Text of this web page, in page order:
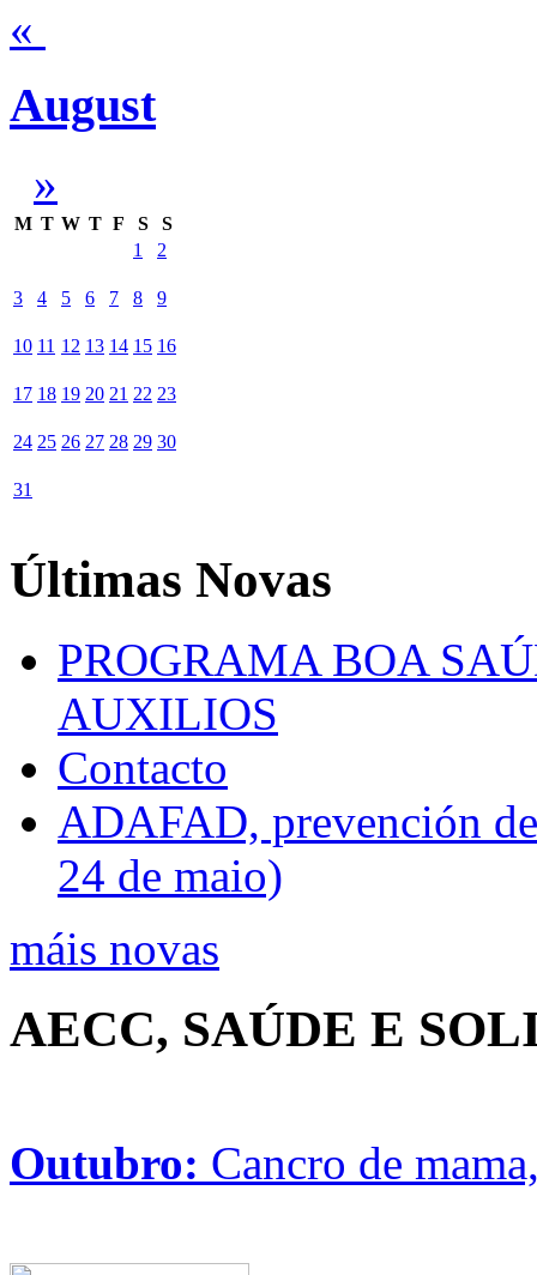
«
August
»
M T W T F S
S
1
2
3 4 5 6 7 8 9
10 11 12 13 14 15 16
17 18 19 20 21 22 23
24 25 26 27 28 29 30
31
Últimas Novas
PROGRAMA BOA
AUXILIOS
Contacto
ADAFAD, prevención
24 de maio)
máis novas
AECC, SAÚDE E
Outubro: Cancro de